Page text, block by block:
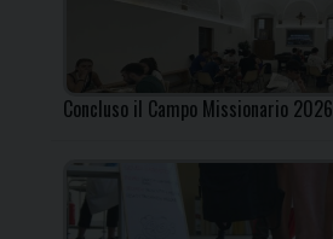
Concluso il Campo Missionario 2026